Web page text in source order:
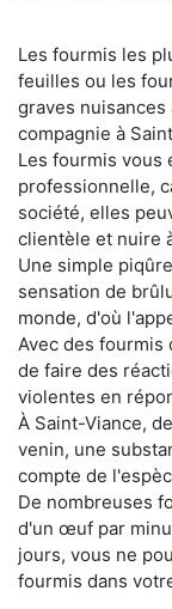
Les fourmis les
feuilles ou les
graves nuisances
compagnie à
Les fourmis vous
professionnelle,
société, elles
clientèle et nuire
Une simple
sensation de
monde, d'où
Avec des fourmis
de faire des
violentes en
À Saint-Viance,
venin, une
compte de
De nombreuses
d'un œuf par
jours, vous ne
fourmis dans